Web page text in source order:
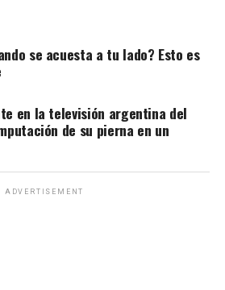
gr
a
Li
n
p
ar
se acuesta a tu lado? Esto es
en la televisión argentina del
de su pierna en un
ADVERTISEMENT